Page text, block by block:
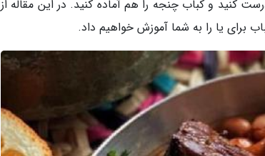
کنید و کباب چنجه را هم آماده کنید. در این مقاله از
برای یا را به شما آموزش خواهیم داد.